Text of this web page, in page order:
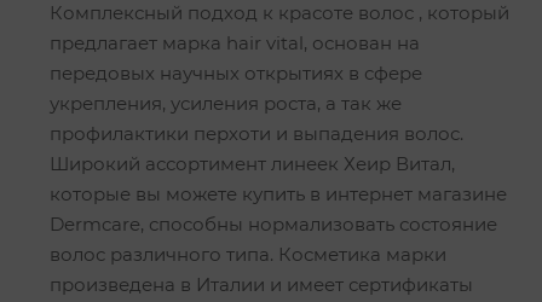
Комплексный подход к красоте волос , который
предлагает марка hair vital, основан на
передовых научных открытиях в сфере
укрепления, усиления роста, а так же
профилактики перхоти и выпадения волос.
Широкий ассортимент линеек Хеир Витал,
которые вы можете купить в интернет магазине
Dermcare, способны нормализовать состояние
волос различного типа. Косметика марки
произведена в Италии и имеет сертификаты